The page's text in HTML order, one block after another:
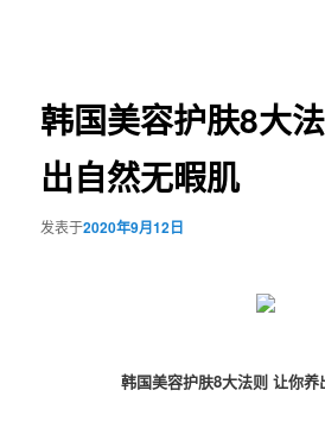
韩国美容护肤8大
出自然无暇肌
发表于2020年9月12日
韩国美容护肤8大法则 让你养